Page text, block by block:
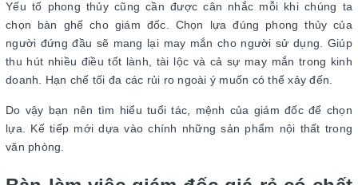
Yếu tố phong thủy cũng cần được cân nhắc mỗi khi chúng ta
chọn bàn ghế cho giám đốc. Chọn lựa đúng phong thủy của
người đứng đầu sẽ mang lại may mắn cho người sử dụng. Giúp
thu hút nhiều điều tốt lành, tài lộc và cả sự may mắn trong kinh
doanh. Hạn chế tối đa các rủi ro ngoài ý muốn có thể xảy đến.
Do vậy bạn nên tìm hiểu tuổi tác, mệnh của giám đốc để chọn
lựa. Kế tiếp mới dựa vào chính những sản phẩm nội thất trong
văn phòng.